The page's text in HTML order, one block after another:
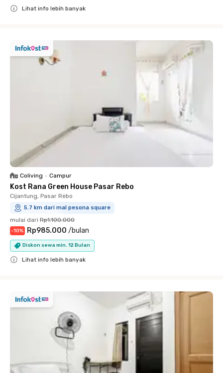
Lihat info lebih banyak
Coliving • Campur
Kost Rana Green House Pasar Rebo
Cijantung, Pasar Rebo
5.7 km dari mal pesona square
mulai dari Rp1.100.000
-10% Rp985.000 /bulan
Diskon sewa min. 12 Bulan
Lihat info lebih banyak